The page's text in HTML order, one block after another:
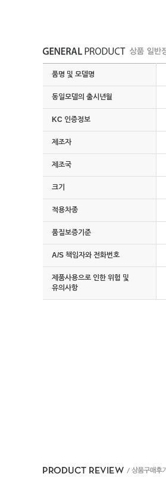
품명 및 모델명
동일모델의 출시년월
KC 인증정보
제조자
제조국
크기
적용차종
품질보증기준
A/S 책임자와 전화번호
제품사용으로 인한 위험 및
유의사항